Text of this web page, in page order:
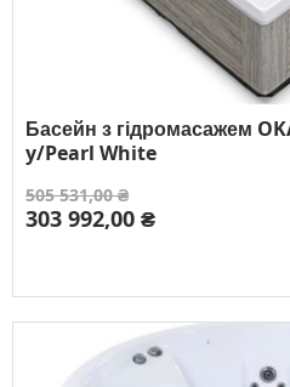
Басейн з гідромасажем
y/Pearl White
303 992,00 ₴
505 531,00 ₴
Об'єм:790 л
Вага басейну без води:
3F/